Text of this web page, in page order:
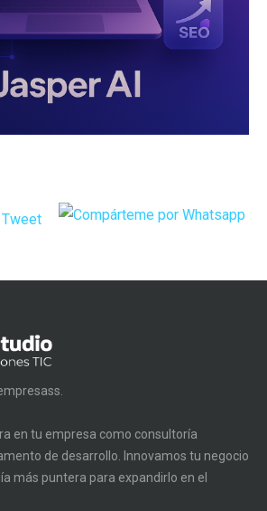
Tweet
en tu empresa como consultoría
de desarrollo. Innovamos tu negocio
más puntera para expandirlo en el